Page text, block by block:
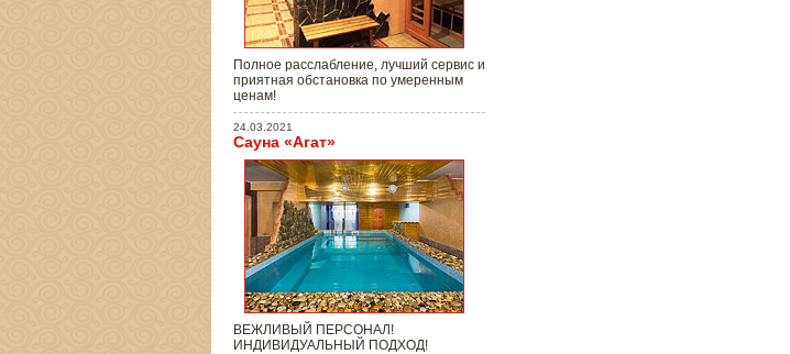
Полное расслабление, лучший сервис и
приятная обстановка по умеренным
ценам!
24.03.2021
Сауна «Агат»
ВЕЖЛИВЫЙ ПЕРСОНАЛ!
ИНДИВИДУАЛЬНЫЙ ПОДХОД!